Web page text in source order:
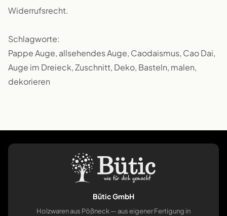
Widerrufsrecht.
Schlagworte:
Pappe Auge, allsehendes Auge, Caodaismus, Cao Dai,
Auge im Dreieck, Zuschnitt, Deko, Basteln, malen,
dekorieren
Bütic GmbH
Holzwaren aus Pößneck — aus eigener Fertigung in